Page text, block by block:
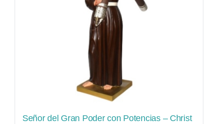
Señor del Gran Poder con Potencias – Christ